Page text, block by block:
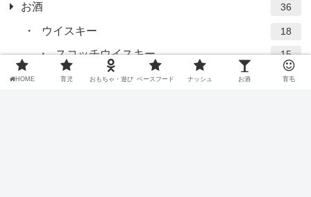
お酒 36
ウイスキー 18
スコッチウイスキー 15
バーテンダー 7
HOME 育児 おもちゃ・遊び ベースフード ナッシュ お酒 育毛